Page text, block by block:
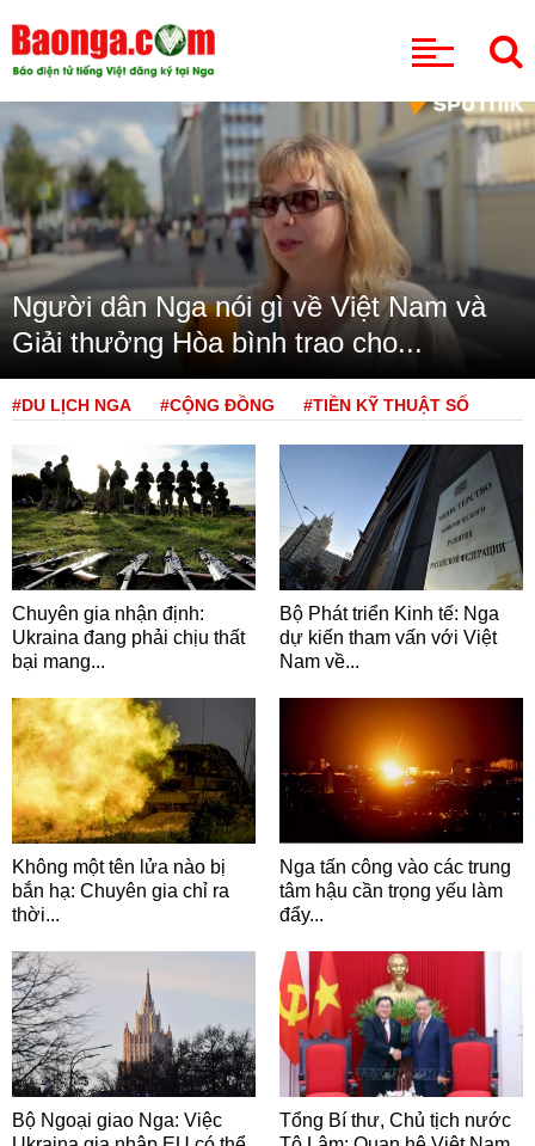
Người dân Nga nói gì về Việt Nam và
Giải thưởng Hòa bình trao cho...
#DU LỊCH NGA #CỘNG ĐỒNG #TIỀN KỸ THUẬT SỐ
Chuyên gia nhận định:
Ukraina đang phải chịu thất
bại mang...
Bộ Phát triển Kinh tế: Nga
dự kiến tham vấn với Việt
Nam về...
Không một tên lửa nào bị
bắn hạ: Chuyên gia chỉ ra
thời...
Nga tấn công vào các trung
tâm hậu cần trọng yếu làm
đẩy...
Bộ Ngoại giao Nga: Việc
Tổng Bí thư, Chủ tịch nước